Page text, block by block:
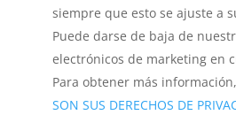
siempre que esto se ajuste a
Puede darse de baja de
electrónicos de marketing en
Para obtener más
SON SUS DERECHOS DE